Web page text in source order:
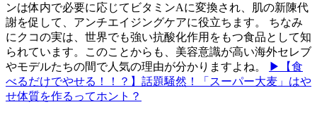
ンは体内で必要に応じてビタミンAに変換され、肌の新陳代
謝を促して、アンチエイジングケアに役立ちます。 ちなみ
にクコの実は、世界でも強い抗酸化作用をもつ食品として知
られています。このことからも、美容意識が高い海外セレブ
やモデルたちの間で人気の理由が分かりますよね。
▶【食
べるだけでやせる！！？】話題騒然！「スーパー大麦」はや
せ体質を作るってホント？